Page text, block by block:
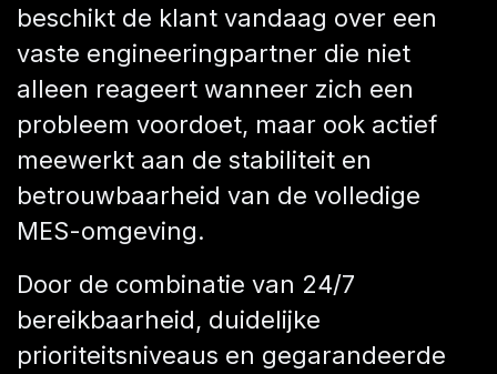
beschikt de klant vandaag over een
vaste engineeringpartner die niet
alleen reageert wanneer zich een
probleem voordoet, maar ook actief
meewerkt aan de stabiliteit en
betrouwbaarheid van de volledige
MES-omgeving.
Door de combinatie van 24/7
bereikbaarheid, duidelijke
prioriteitsniveaus en gegarandeerde